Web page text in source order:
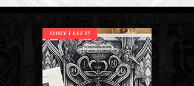
only 1 left!